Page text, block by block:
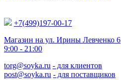
+7(499)197-00-17
Магазин на ул. Ирины Левченко 6
9:00 - 21:00
torg@soyka.ru - для клиентов
post@soyka.ru - для поставщиков